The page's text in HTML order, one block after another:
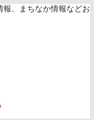
報、まちなか情報などお